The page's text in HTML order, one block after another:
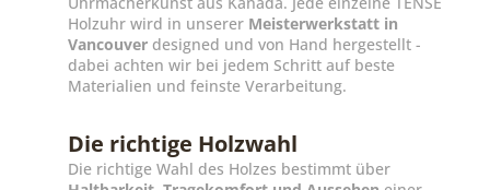
Holzuhr wird in unserer Meisterwerkstatt in
Vancouver designed und von Hand hergestellt -
dabei achten wir bei jedem Schritt auf beste
Materialien und feinste Verarbeitung.
Die richtige Holzwahl
Die richtige Wahl des Holzes bestimmt über